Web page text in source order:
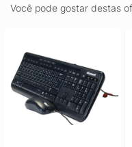
Você pode gostar destas